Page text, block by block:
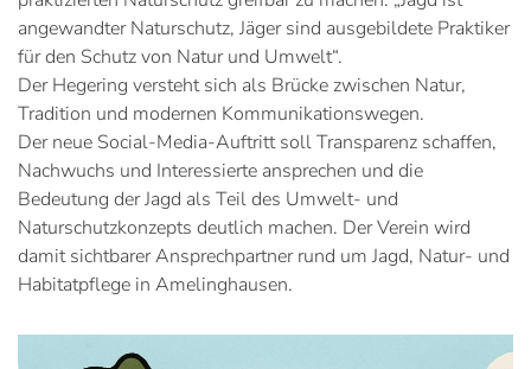
angewandter Naturschutz, Jäger sind ausgebildete Praktiker
für den Schutz von Natur und Umwelt“.
Der Hegering versteht sich als Brücke zwischen Natur,
Tradition und modernen Kommunikationswegen.
Der neue Social-Media-Auftritt soll Transparenz schaffen,
Nachwuchs und Interessierte ansprechen und die
Bedeutung der Jagd als Teil des Umwelt- und
Naturschutzkonzepts deutlich machen. Der Verein wird
damit sichtbarer Ansprechpartner rund um Jagd, Natur- und
Habitatpflege in Amelinghausen.